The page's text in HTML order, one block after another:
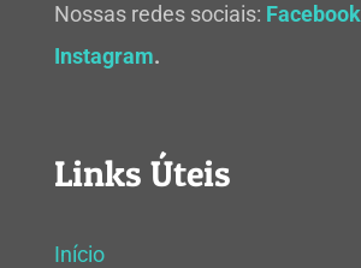
Nossas redes sociais: Facebook
Instagram.
Links Úteis
Início